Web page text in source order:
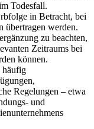
Todesfall.
in Betracht, bei
übertragen werden.
zu beachten,
Zeitraums bei
können.
häufig
Regelungen – etwa
und